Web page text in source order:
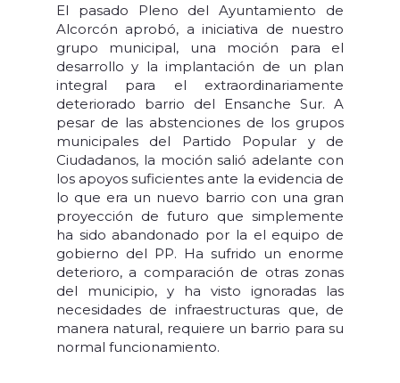
El pasado Pleno del Ayuntamiento de
Alcorcón aprobó, a iniciativa de nuestro
grupo municipal, una moción para el
desarrollo y la implantación de un plan
integral para el extraordinariamente
deteriorado barrio del Ensanche Sur. A
pesar de las abstenciones de los grupos
municipales del Partido Popular y de
Ciudadanos, la moción salió adelante con
los apoyos suficientes ante la evidencia de
lo que era un nuevo barrio con una gran
proyección de futuro que simplemente
ha sido abandonado por la el equipo de
gobierno del PP. Ha sufrido un enorme
deterioro, a comparación de otras zonas
del municipio, y ha visto ignoradas las
necesidades de infraestructuras que, de
manera natural, requiere un barrio para su
normal funcionamiento.